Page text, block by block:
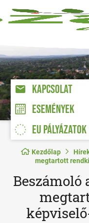
KAPCSOLAT
ESEMÉNYEK
EU PÁLYÁZATOK
Kezdőlap
megtartott
Beszámoló